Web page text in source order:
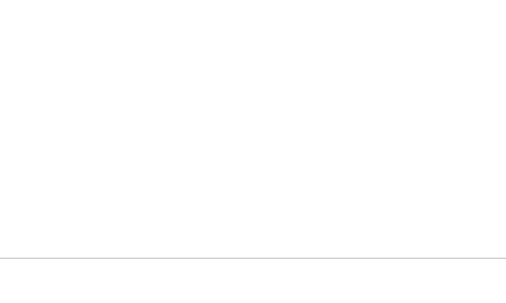
로 인해 변경하고자 하는 경우에는 해당 아이디를 해지하고 재가입해야 합니
으로 등록하지 않은 자의 일체의 권리를 제한할 수 있습니다.